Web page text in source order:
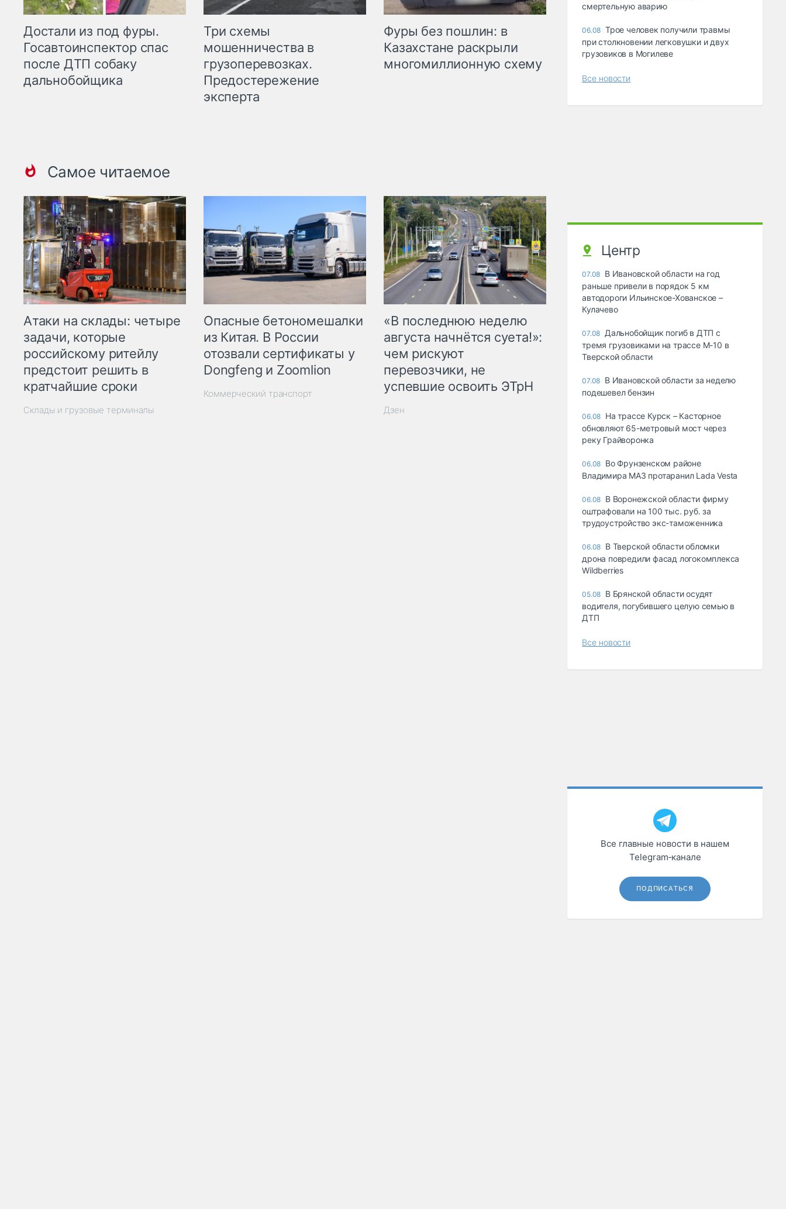
Достали из под фуры.
Госавтоинспектор спас
после ДТП собаку
дальнобойщика
Три схемы
мошенничества в
грузоперевозках.
Предостережение
эксперта
Фуры без пошлин: в
Казахстане раскрыли
многомиллионную схему
Самое читаемое
Атаки на склады: четыре
задачи, которые
российскому ритейлу
предстоит решить в
кратчайшие сроки
Склады и грузовые терминалы
Опасные бетономешалки
из Китая. В России
отозвали сертификаты у
Dongfeng и Zoomlion
Коммерческий транспорт
«В последнюю неделю
августа начнётся суета!»:
чем рискуют
перевозчики, не
успевшие освоить ЭТрН
Дзен
смертельную аварию
06.08 Трое человек получили травмы
при столкновении легковушки и двух
грузовиков в Могилеве
Все новости
Центр
07.08 В Ивановской области на год
раньше привели в порядок 5 км
автодороги Ильинское-Хованское –
Кулачево
07.08 Дальнобойщик погиб в ДТП с
тремя грузовиками на трассе М-10 в
Тверской области
07.08 В Ивановской области за неделю
подешевел бензин
06.08 На трассе Курск – Касторное
обновляют 65-метровый мост через
реку Грайворонка
06.08 Во Фрунзенском районе
Владимира МАЗ протаранил Lada Vesta
06.08 В Воронежской области фирму
оштрафовали на 100 тыс. руб. за
трудоустройство экс-таможенника
06.08 В Тверской области обломки
дрона повредили фасад логокомплекса
Wildberries
05.08 В Брянской области осудят
водителя, погубившего целую семью в
ДТП
Все новости
Все главные новости в нашем
Telegram‑канале
ПОДПИСАТЬСЯ